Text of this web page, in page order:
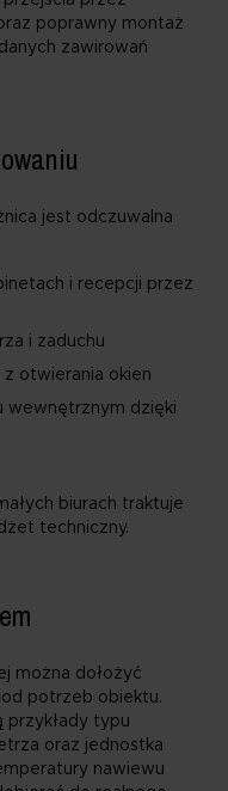
poprawny montaż
zawirowań
jest odczuwalna
i recepcji przez
i zaduchu
otwierania okien
wewnętrznym dzięki
biurach traktuje
techniczny.
można dołożyć
potrzeb obiektu.
przykłady typu
oraz jednostka
nawiewu